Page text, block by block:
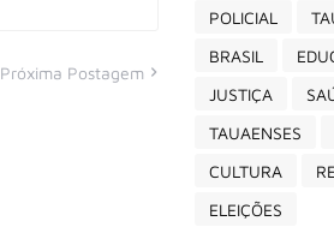
Próxima Postagem
POLICIAL
BRASIL
JUSTIÇA
TAUAENSES
CULTURA
ELEIÇÕES